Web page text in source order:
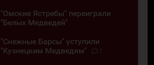
"Омские Ястребы" переиграли
"Белых Медведей"
"Снежные Барсы" уступили
"Кузнецким Медведям"
1